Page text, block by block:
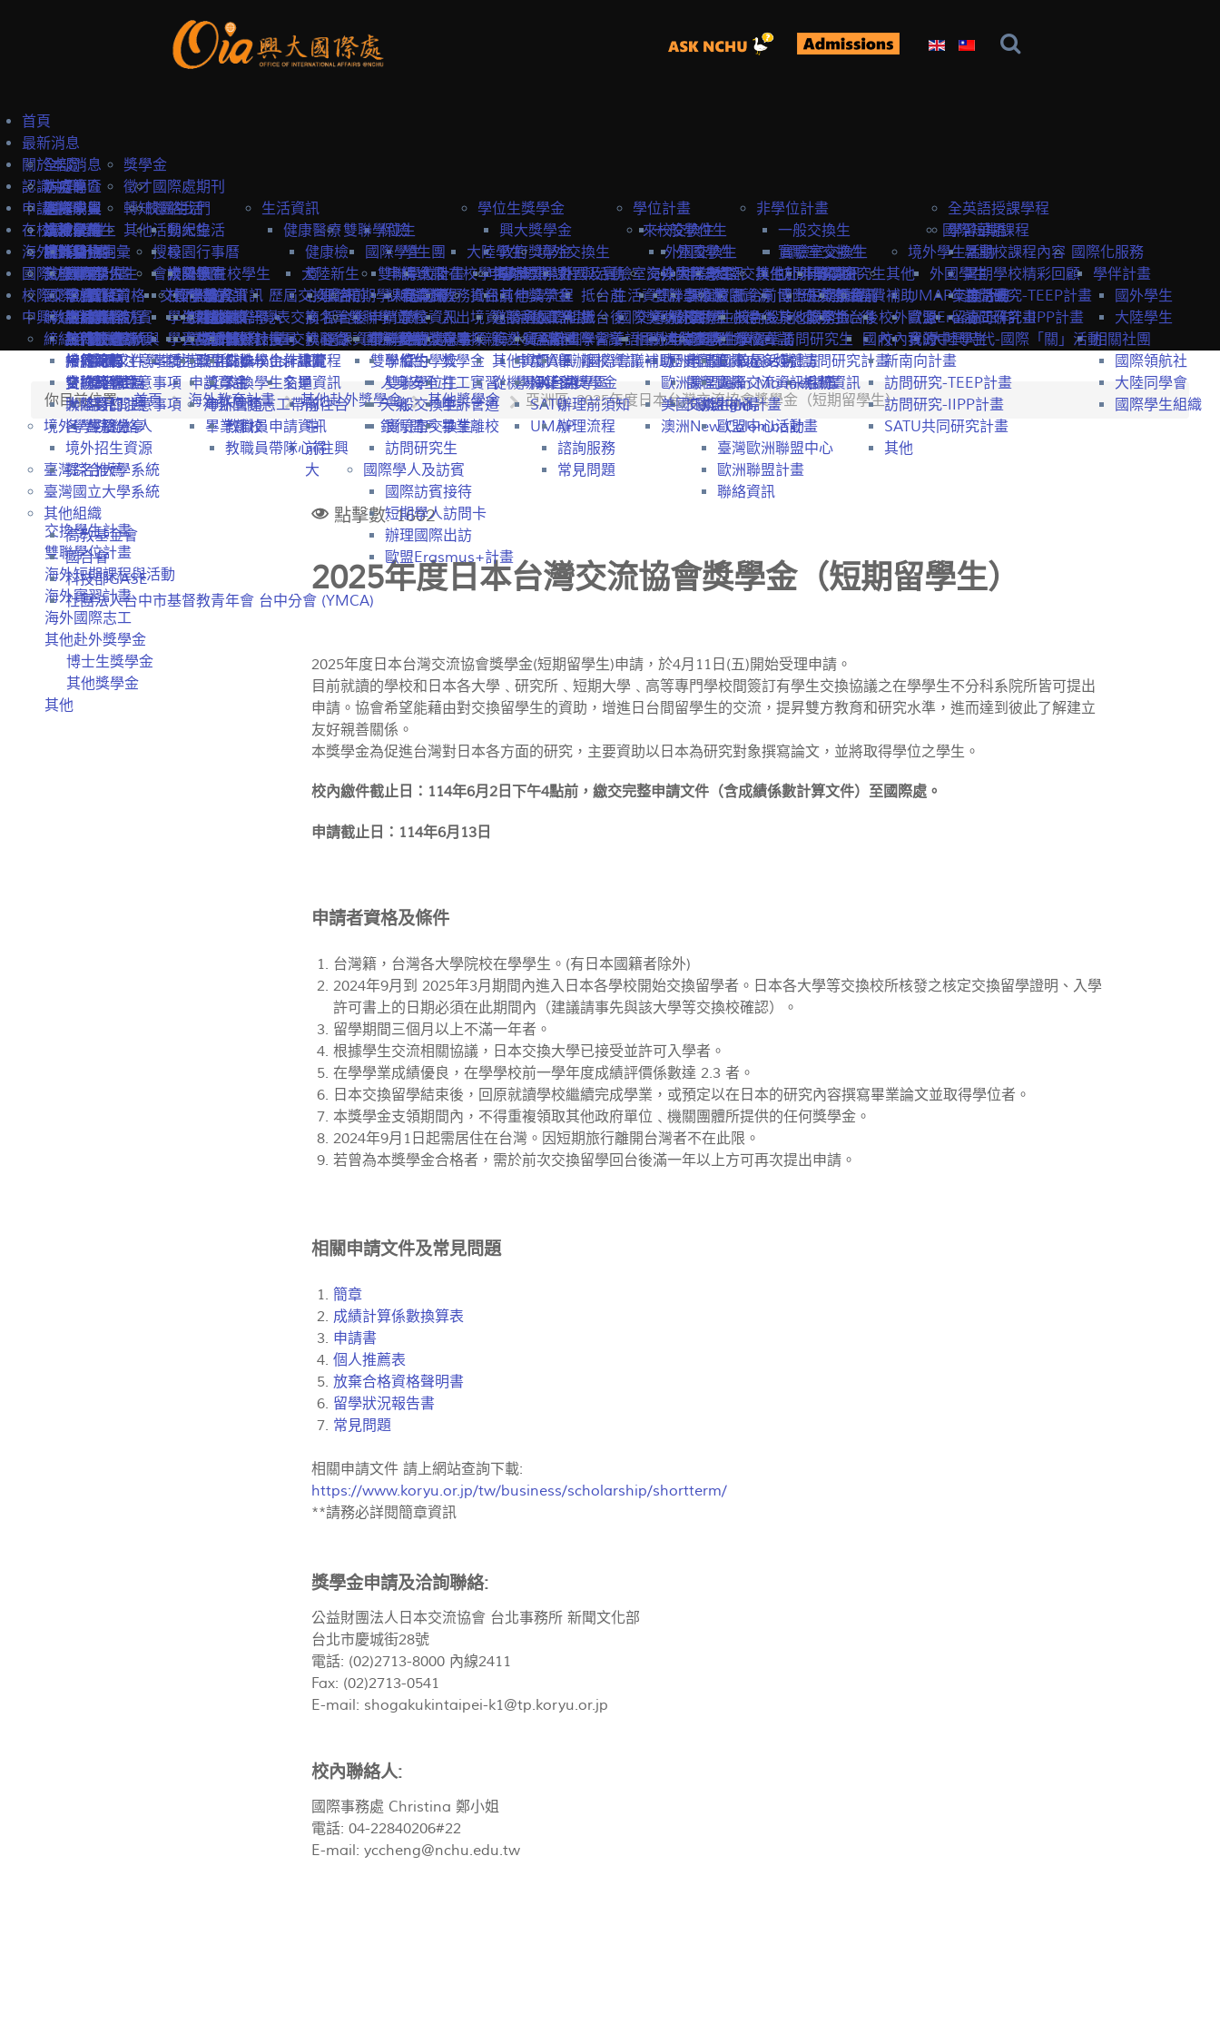
首頁
最新消息
全部消息
防疫專區
國際學生
本地學生
教職員
獎學金
徵才
轉知
其他
關於本處
本處簡介
本處成員
法規彙編
中英雙語詞彙
國際處期刊
聯絡我們
活動紀錄
搜尋
會議記錄
認識中興
選擇中興
認識台灣
認識台中
就學費用
學費
生活費
工作機會
校園生活
興大生活
校園行事曆
校園地圖
校內設施
學生活動
學習生活
學生住宿
生活資訊
健康醫療
健康檢
查
心理諮
商
就醫資
訊
保險
學生團
保
商業保
險
全民健
保
交通資訊
前往台
中
前往興
大
人身安全
天氣
銀行開戶
學位生獎學金
興大獎學金
政府獎學金
專案獎學金
其他獎學金
學位計畫
一般學位生
外國學生
大陸學生
雙聯學位生
外國學生
大陸學生
非學位計畫
一般交換生
實驗室交換生
訪問研究生
國際短期課程
全英語授課學程
學習華語
申請中興
境外學位生
身分別
國際學位生
國籍資格
申請流程
招生系所
申請文件
提名推薦
常見問題
經驗分享
大陸學生
申請資訊
課程資訊
常見問題
僑港澳生
申請資訊
雙聯學位生
國際學生
申請資訊
課程資訊
大陸學生
申請資訊
來校交換生
外國交換生
申請資訊
課程資訊
交換生心得
實驗室交換生
申請資訊
研究室資訊
交換生心得
大陸交換生
申請資訊
課程資訊
交換生心得
訪問研究生
訪問研究計畫
相關資訊
國際短期課程
暑期校課程內容
暑期學校精彩回顧
訪問研究-TEEP計畫
訪問研究-IIPP計畫
在校境外學生
境外學位生
外國新生
抵台前
抵台後
統一證號與
簽證
學習華語
外國在校學生
教務資訊
選課資訊
工作證
居留證
獎學金
申訴管道
畢業離校
大陸新生
抵台前
抵台後
選課資訊
大陸在校學生
教務資訊
入出境資訊
親屬探親
獎學金
打工實習
申訴管道
畢業離校
境外交換生
外國及實驗室交換生
抵台前
抵台後
學習華語
離校資訊
大陸交換生
抵台前
抵台後
離校資訊
訪問研究生
抵台前
抵台後
境外學生活動
外國學生
年度活動
留臺工作
大陸學生
國際化服務
學伴計畫
國外學生
大陸學生
相關社團
國際領航社
大陸同學會
國際學生組織
海外教育計畫
交換學生計畫
申請簡章
申請流程
熱門校統計
常見問題
交換獎學金
交換學校資訊
海外地區
大陸地區
歷屆交換資訊
交換名單
交換心得
雙聯學位計畫
申請流程
學校資訊
雙聯獎學金
海外短期課程與活動
申請流程
活動資訊
海外實習計畫
申請資訊
學海築夢獎學金
海外國際志工
計畫緣起
服務目標
申請資訊
歷史回顧
其他赴外獎學金
博士生獎學金
其他獎學金
其他
UMAP交換計畫
歐盟Erasmus+計畫
我的中興時代-國際「關」活動
國際訪賓與學人
國際訪賓
關於國際訪賓
接待原則
接待紀錄
國際學人
關於國際學人
交換教授計畫
歐盟Erasmus+計畫
短期學人訪問卡
申請流程
申請要點
抵台前
邀請函&工作證
簽證&居留證
其他資訊
從機場到台中
生活資訊
交通資訊
相關連結
校園資源
校內設施&服務
學習華語
校園活動
經費補助
校外資源
校內資源
校際交流合作
締結合約
締約注意事項
締約流程
合約範本
大陸簽約注意事項
各學院聯絡人
姊妹校一覽表
姊妹校搜尋
姊妹校合作總覽
雙聯學位
雙聯締約注意事項
雙聯締約學校
參與國際組織
EAIE
APAIE
NAFSA
SATU
UMAP
國際獎助計畫
國外
歐洲聯盟Erasmus+計畫
歐洲聯盟Jean Monnet計畫
美國Fulbright計畫
澳洲New Colombo計畫
國內
新南向計畫
訪問研究-TEEP計畫
訪問研究-IIPP計畫
SATU共同研究計畫
其他
臺灣綜合大學系統
臺灣國立大學系統
其他組織
高教基金會
國合會
科技部GASE
社團法人台中市基督教青年會 台中分會 (YMCA)
中興教職員
締結合約
一般締約注意事項
雙聯締約注意事項
聯絡窗口
境外學生招生
境外招生資源
提名推薦
海外教育計畫
交換學生計畫流程
交換學生名單
海外國際志工帶隊
教職員申請資訊
教職員帶隊心得
國際學生
學位生
雙聯學位生
一般交換生
實驗室交換生
訪問研究生
國際學人及訪賓
國際訪賓接待
短期學人訪問卡
辦理國際出訪
歐盟Erasmus+計畫
主辦國際會議
舉辦國際會議補助
入台證專區
辦理前須知
辦理流程
諮詢服務
常見問題
國際化資源
國際處多媒體
國際交流資訊系統
歐盟中心
歐盟中心活動
臺灣歐洲聯盟中心
歐洲聯盟計畫
聯絡資訊
你目前位置: 首頁 海外教育計畫 其他赴外獎學金 其他獎學金 亞洲區_2025年度日本台灣交流協會獎學金（短期留學生）
交換學生計畫
雙聯學位計畫
海外短期課程與活動
海外實習計畫
海外國際志工
其他赴外獎學金
博士生獎學金
其他獎學金
其他
點擊數: 1602
2025年度日本台灣交流協會獎學金（短期留學生）
2025年度日本台灣交流協會獎學金(短期留學生)申請，於4月11日(五)開始受理申請。
目前就讀的學校和日本各大學﹑研究所﹑短期大學﹑高等專門學校間簽訂有學生交換協議之在學學生不分科系院所皆可提出
申請。協會希望能藉由對交換留學生的資助，增進日台間留學生的交流，提昇雙方教育和研究水準，進而達到彼此了解建立
友好親善關係。
本獎學金為促進台灣對日本各方面的研究，主要資助以日本為研究對象撰寫論文，並將取得學位之學生。
校內繳件截止日：114年6月2日下午4點前，繳交完整申請文件（含成績係數計算文件）至國際處。
申請截止日：114年6月13日
申請者資格及條件
台灣籍， 台灣各大學院校在學學生。(有日本國籍者除外)
2024年9月到 2025年3月期間內進入日本各學校開始交換留學者。日本各大學等交換校所核發之核定交換留學證明、入學
許可書上的日期必須在此期間內（建議請事先與該大學等交換校確認）。
留學期間三個月以上不滿一年者。
根據學生交流相關協議，日本交換大學已接受並許可入學者。
在學學業成績優良，在學學校前一學年度成績評價係數達 2.3 者。
日本交換留學結束後，回原就讀學校繼續完成學業，或預定以在日本的研究內容撰寫畢業論文並取得學位者。
本獎學金支領期間內，不得重複領取其他政府單位﹑機關團體所提供的任何獎學金。
2024年9月1日起需居住在台灣。因短期旅行離開台灣者不在此限。
若曾為本獎學金合格者，需於前次交換留學回台後滿一年以上方可再次提出申請。
相關申請文件及常見問題
簡章
成績計算係數換算表
申請書
個人推薦表
放棄合格資格聲明書
留學狀況報告書
常見問題
相關申請文件 請上網站查詢下載:
https://www.koryu.or.jp/tw/business/scholarship/shortterm/
**請務必詳閱簡章資訊
獎學金申請及洽詢聯絡:
公益財團法人日本交流協會 台北事務所 新聞文化部
台北市慶城街28號
電話: (02)2713-8000 內線2411
Fax: (02)2713-0541
E-mail: shogakukintaipei-k1@tp.koryu.or.jp
校內聯絡人:
國際事務處 Christina 鄭小姐
電話: 04-22840206#22
E-mail:yccheng@nchu.edu.tw